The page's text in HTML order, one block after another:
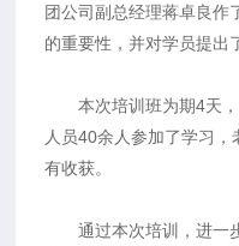
团公司副总经理蒋卓良作
的重要性，并对学员提出
本次培训班为期4天，
人员40余人参加了学习
有收获。
通过本次培训，进一步